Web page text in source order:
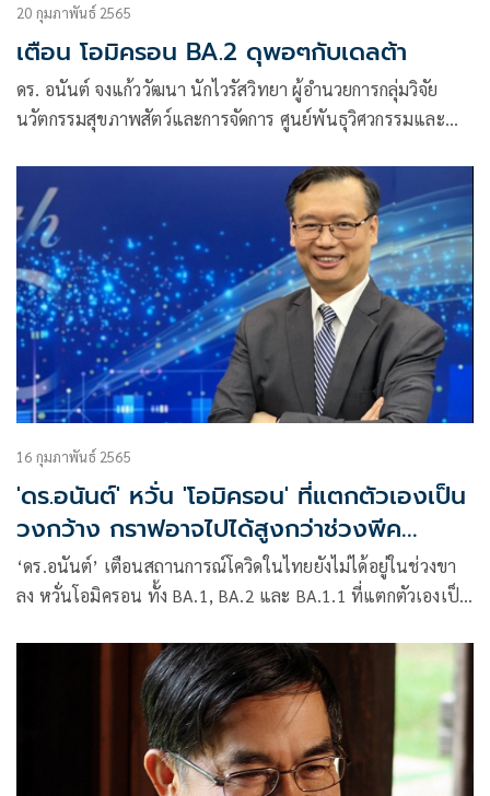
20 กุมภาพันธ์ 2565
เตือน โอมิครอน BA.2 ดุพอๆกับเดลต้า
ดร. อนันต์ จงแก้ววัฒนา นักไวรัสวิทยา ผู้อำนวยการกลุ่มวิจัย
นวัตกรรมสุขภาพสัตว์และการจัดการ ศูนย์พันธุวิศวกรรมและ
วิทยาศาสตร์และเทคโนโลยีแห่งชาติ (สวทช.) โพสต์ผ่านเฟซบุ๊ค
16 กุมภาพันธ์ 2565
'ดร.อนันต์' หวั่น 'โอมิครอน' ที่แตกตัวเองเป็น
วงกว้าง กราฟอาจไปได้สูงกว่าช่วงพีค
ของ'เดลต้า'
‘ดร.อนันต์’ เตือนสถานการณ์โควิดในไทยยังไม่ได้อยู่ในช่วงขา
ลง หวั่นโอมิครอน ทั้ง BA.1, BA.2 และ BA.1.1 ที่แตกตัวเองเป็น